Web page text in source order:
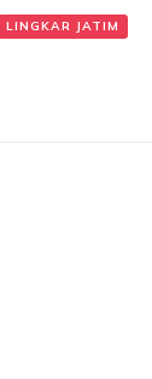
LINGKAR JATIM